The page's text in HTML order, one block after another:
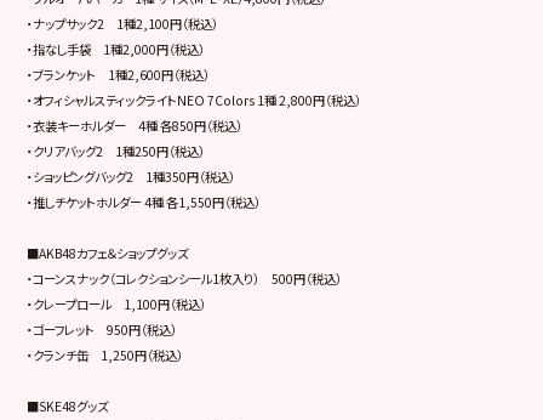
・ナップサック2 1種2,100円（税込）
・指なし手袋 1種2,000円（税込）
・ブランケット 1種2,600円（税込）
・オフィシャルスティックライトNEO 7Colors 1種 2,800円（税込）
・衣装キーホルダー 4種 各850円（税込）
・クリアバッグ2 1種250円（税込）
・ショッピングバッグ2 1種350円（税込）
・推しチケットホルダー 4種 各1,550円（税込）
■AKB48カフェ＆ショップグッズ
・コーンスナック（コレクションシール1枚入り） 500円（税込）
・クレープロール 1,100円（税込）
・ゴーフレット 950円（税込）
・クランチ缶 1,250円（税込）
■SKE48グッズ